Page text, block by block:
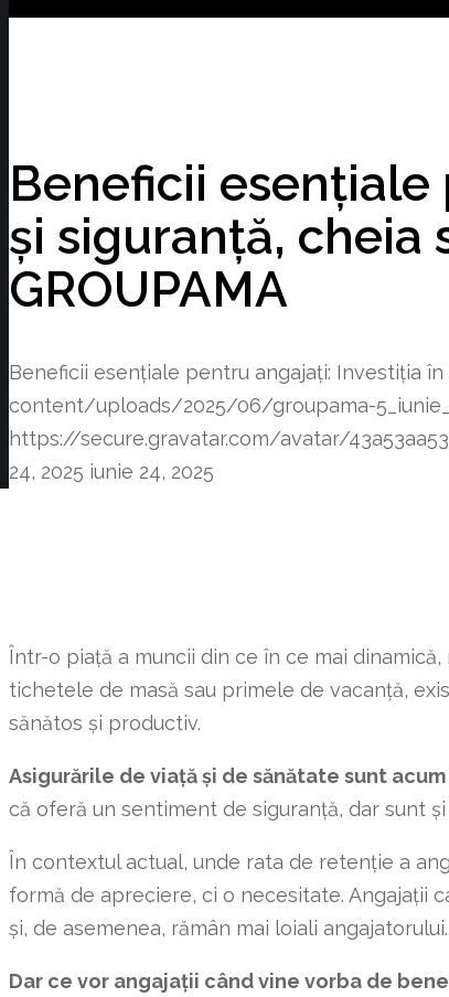
Beneficii
și siguranță, cheia
GROUPAMA
Beneficii esențiale pentru angajați: Investiția
content/uploads/2025/06/groupama-
https://secure.gravatar.com/avatar/
24, 2025 iunie 24, 2025
Într-o piață a muncii din ce în ce mai
tichetele de masă sau primele de vacanță,
sănătos și productiv.
Asigurările de viață și de sănătate sunt
că oferă un sentiment de siguranță, dar sunt
În contextul actual, unde rata de retenție a
formă de apreciere, ci o necesitate. Angajații
și, de asemenea, rămân mai loiali angajatorului.
Dar ce vor angajații când vine vorba de